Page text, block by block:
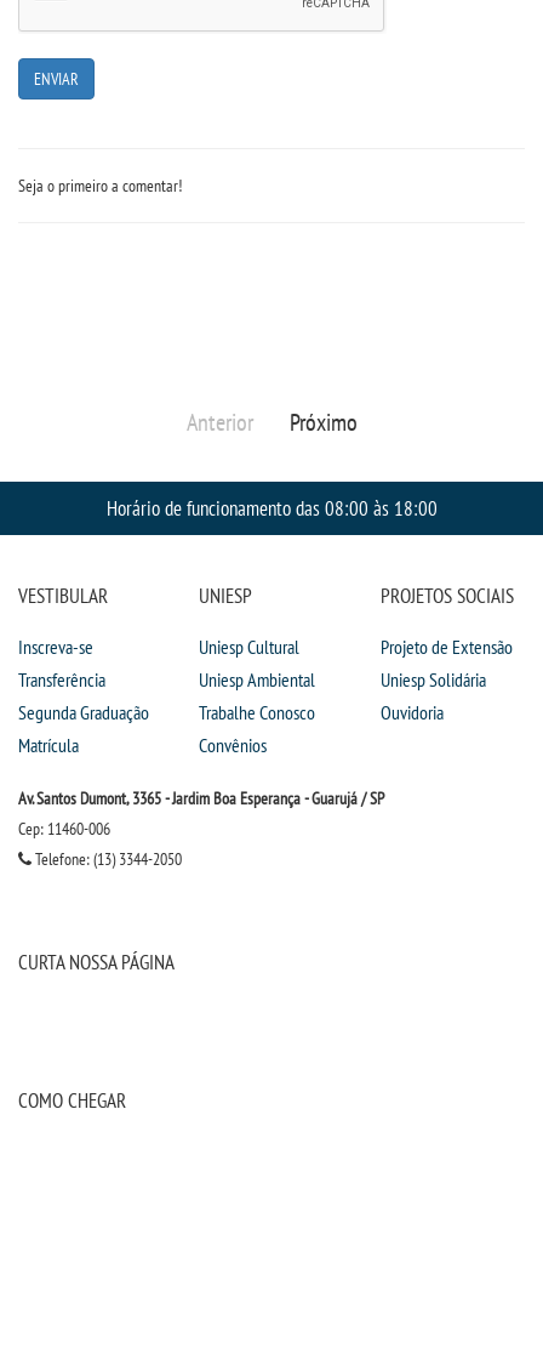
Seja o primeiro a comentar!
Anterior Próximo
Horário de funcionamento das 08:00 às 18:00
VESTIBULAR
Inscreva-se
Transferência
Segunda Graduação
Matrícula
UNIESP
Uniesp Cultural
Uniesp Ambiental
Trabalhe Conosco
Convênios
PROJETOS SOCIAIS
Projeto de Extensão
Uniesp Solidária
Ouvidoria
Av. Santos Dumont, 3365 - Jardim Boa Esperança - Guarujá / SP
Cep: 11460-006
Telefone: (13) 3344-2050
CURTA NOSSA PÁGINA
COMO CHEGAR